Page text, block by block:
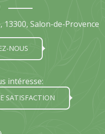
13300, Salon-de-Provence
NOUS
intéresse:
SATISFACTION